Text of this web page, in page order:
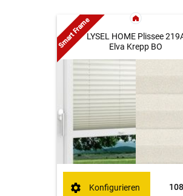
LYSEL HOME Plissee
Elva Krepp BO
Konfigurieren
Smart Frame